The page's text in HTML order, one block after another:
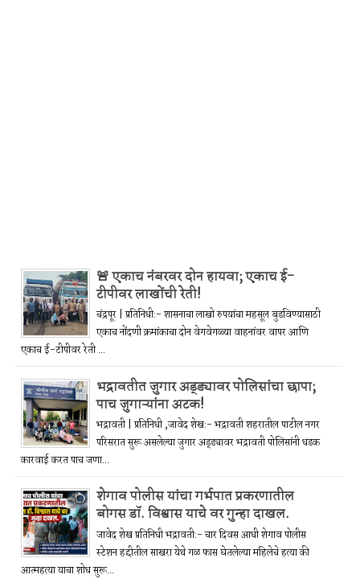
🚨 एकाच नंबरवर दोन हायवा; एकाच ई-
टीपीवर लाखोंची रेती!
चंद्रपूर | प्रतिनिधी:- शासनाचा लाखो रुपयांचा महसूल बुडविण्यासाठी
एकाच नोंदणी क्रमांकाचा दोन वेगवेगळ्या वाहनांवर वापर आणि
एकाच ई-टीपीवर रेती ...
भद्रावतीत जुगार अड्ड्यावर पोलिसांचा छापा;
पाच जुगाऱ्यांना अटक!
भद्रावती | प्रतिनिधी ,जावेद शेख:- भद्रावती शहरातील पाटील नगर
परिसरात सुरू असलेल्या जुगार अड्ड्यावर भद्रावती पोलिसांनी धडक
कारवाई करत पाच जणा...
शेगाव पोलीस यांचा गर्भपात प्रकरणातील
बोगस डॉ. विश्वास याचे वर गुन्हा दाखल.
जावेद शेख प्रतिनिधी भद्रावती:- चार दिवस आधी शेगाव पोलीस
स्टेशन हद्दीतील साखरा येथे गळ फास घेतलेल्या महिलेचे हत्या की
आत्महत्या याचा शोध सुरू...